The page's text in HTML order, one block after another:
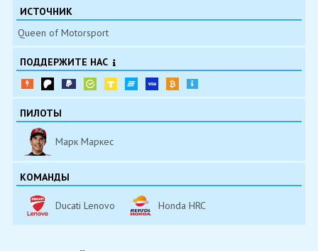
ИСТОЧНИК
Queen of Motorsport
ПОДДЕРЖИТЕ НАС
ПИЛОТЫ
Марк Маркес
КОМАНДЫ
Ducati Lenovo Honda HRC